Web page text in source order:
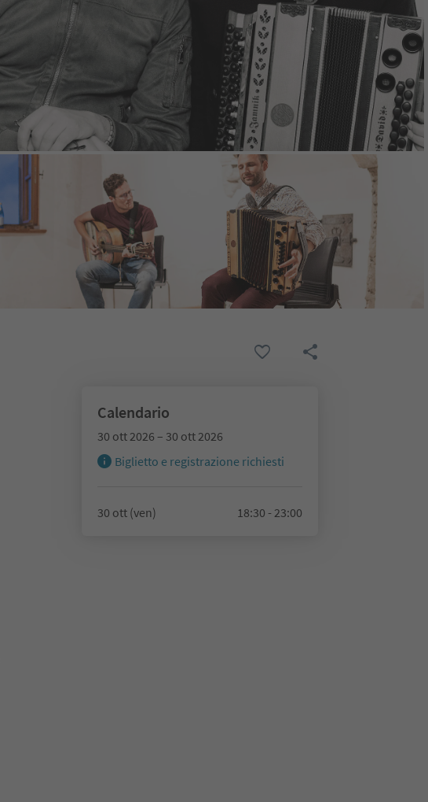
Calendario
30 ott 2026 – 30 ott 2026
Biglietto e registrazione richiesti
30 ott (ven) 18:30 - 23:00